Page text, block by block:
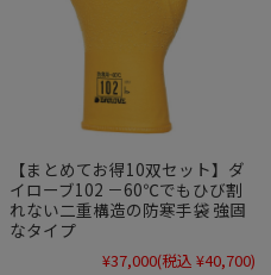
【まとめてお得10双セット】ダ
イローブ102 －60℃でもひび割
れない二重構造の防寒手袋 強固
なタイプ
¥37,000(税込 ¥40,700)